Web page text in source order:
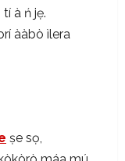
à ń jẹ.
ààbò ìlera
ṣe sọ,